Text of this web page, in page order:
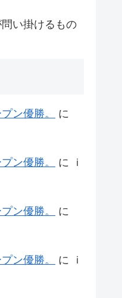
問い掛けるもの
ン優勝。
に
ン優勝。 に
ｉ
ン優勝。
に
ン優勝。 に
ｉ